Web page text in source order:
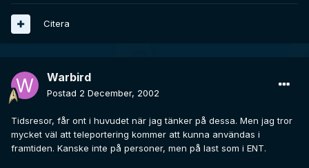
Citera
Warbird
Postad 2 December, 2002
Tidsresor, får ont i huvudet när jag tänker på dessa. Men jag tror
mycket väl att teleportering kommer att kunna användas i
framtiden. Kanske inte på personer, men på last som i ENT.